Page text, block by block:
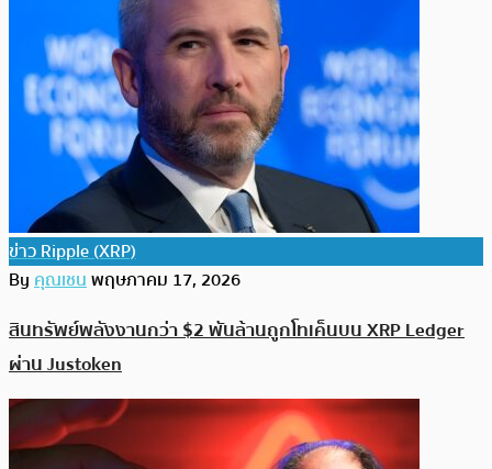
ข่าว Ripple (XRP)
Byคุณเชนพฤษภาคม 17, 2026
สินทรัพย์พลังงานกว่า $2 พันล้านถูกโทเค็นบน XRP Ledger
ผ่าน Justoken